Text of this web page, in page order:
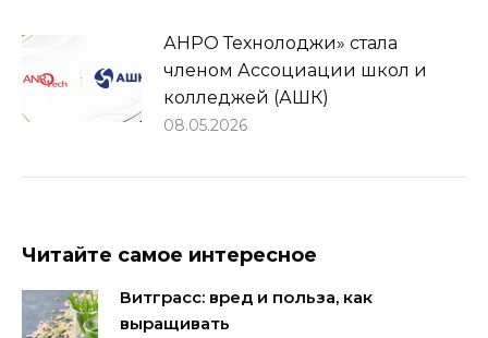
АНРО Технолоджи» стала
членом Ассоциации школ и
колледжей (АШК)
08.05.2026
Читайте самое интересное
Витграсс: вред и польза, как
выращивать